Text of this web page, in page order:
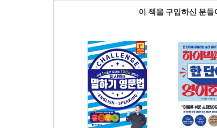
이 책을 구입하신 분